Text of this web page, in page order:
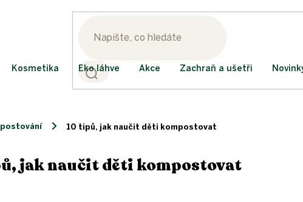
Kosmetika Eko láhve Akce Zachraň a ušetři
10 tipů, jak naučit děti kompostovat
jak naučit děti kompostovat